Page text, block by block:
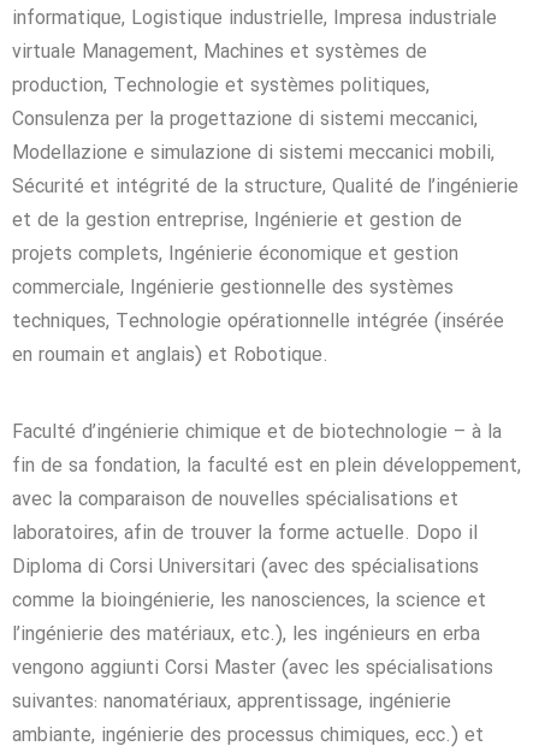
informatique, Logistique industrielle, Impresa industriale
virtuale Management, Machines et systèmes de
production, Technologie et systèmes politiques,
Consulenza per la progettazione di sistemi meccanici,
Modellazione e simulazione di sistemi meccanici mobili,
Sécurité et intégrité de la structure, Qualité de l’ingénierie
et de la gestion entreprise, Ingénierie et gestion de
projets complets, Ingénierie économique et gestion
commerciale, Ingénierie gestionnelle des systèmes
techniques, Technologie opérationnelle intégrée (insérée
en roumain et anglais) et Robotique.
Faculté d’ingénierie chimique et de biotechnologie – à la
fin de sa fondation, la faculté est en plein développement,
avec la comparaison de nouvelles spécialisations et
laboratoires, afin de trouver la forme actuelle. Dopo il
Diploma di Corsi Universitari (avec des spécialisations
comme la bioingénierie, les nanosciences, la science et
l’ingénierie des matériaux, etc.), les ingénieurs en erba
vengono aggiunti Corsi Master (avec les spécialisations
suivantes: nanomatériaux, apprentissage, ingénierie
ambiante, ingénierie des processus chimiques, ecc.) et